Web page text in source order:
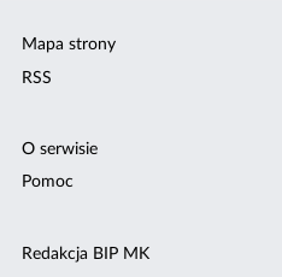
Mapa strony
RSS
O serwisie
Pomoc
Redakcja BIP MK